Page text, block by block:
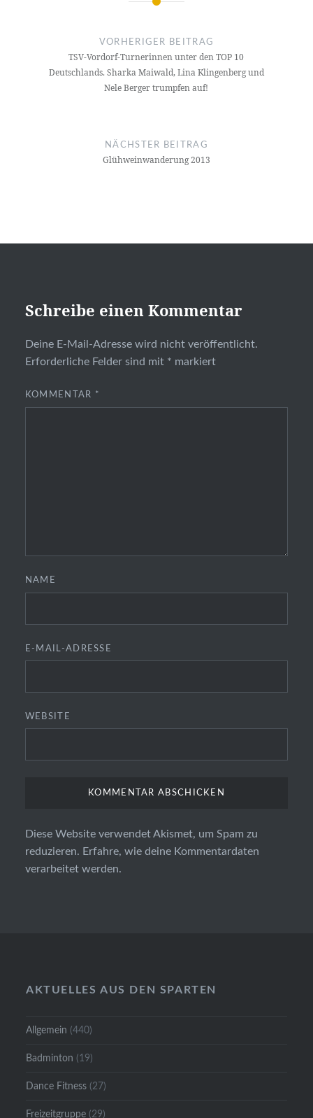
Beitragsnavigation
VORHERIGER BEITRAG
TSV-Vordorf-Turnerinnen unter den TOP 10
Deutschlands. Sharka Maiwald, Lina Klingenberg und
Nele Berger trumpfen auf!
NÄCHSTER BEITRAG
Glühweinwanderung 2013
Schreibe einen Kommentar
Deine E-Mail-Adresse wird nicht veröffentlicht.
Erforderliche Felder sind mit * markiert
KOMMENTAR *
NAME
E-MAIL-ADRESSE
WEBSITE
Diese Website verwendet Akismet, um Spam zu
reduzieren. Erfahre, wie deine Kommentardaten
verarbeitet werden.
AKTUELLES AUS DEN SPARTEN
Allgemein (440)
Badminton (19)
Dance Fitness (27)
Freizeitgruppe (29)